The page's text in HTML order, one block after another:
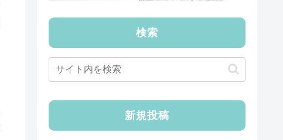
検索
新規投稿